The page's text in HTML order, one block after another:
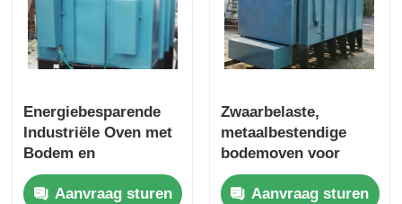
Energiebesparende
Industriële Oven met
Bodem en
Automatische
Temperatuurregeling
Aanvraag sturen
Zwaarbelaste,
metaalbestendige
bodemoven voor
auto's, instelbaar
uitgangsvermogen,
Aanvraag sturen